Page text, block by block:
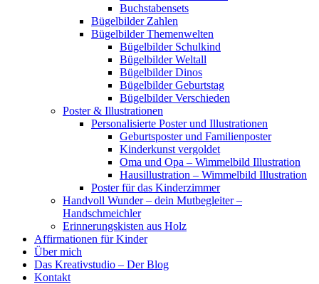
Buchstabensets
Bügelbilder Zahlen
Bügelbilder Themenwelten
Bügelbilder Schulkind
Bügelbilder Weltall
Bügelbilder Dinos
Bügelbilder Geburtstag
Bügelbilder Verschieden
Poster & Illustrationen
Personalisierte Poster und Illustrationen
Geburtsposter und Familienposter
Kinderkunst vergoldet
Oma und Opa – Wimmelbild Illustration
Hausillustration – Wimmelbild Illustration
Poster für das Kinderzimmer
Handvoll Wunder – dein Mutbegleiter –
Handschmeichler
Erinnerungskisten aus Holz
Affirmationen für Kinder
Über mich
Das Kreativstudio – Der Blog
Kontakt